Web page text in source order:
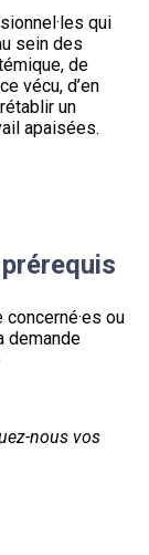
qui
sein des
de
vécu, d’en
un
apaisées.
ou
demande
nous vos